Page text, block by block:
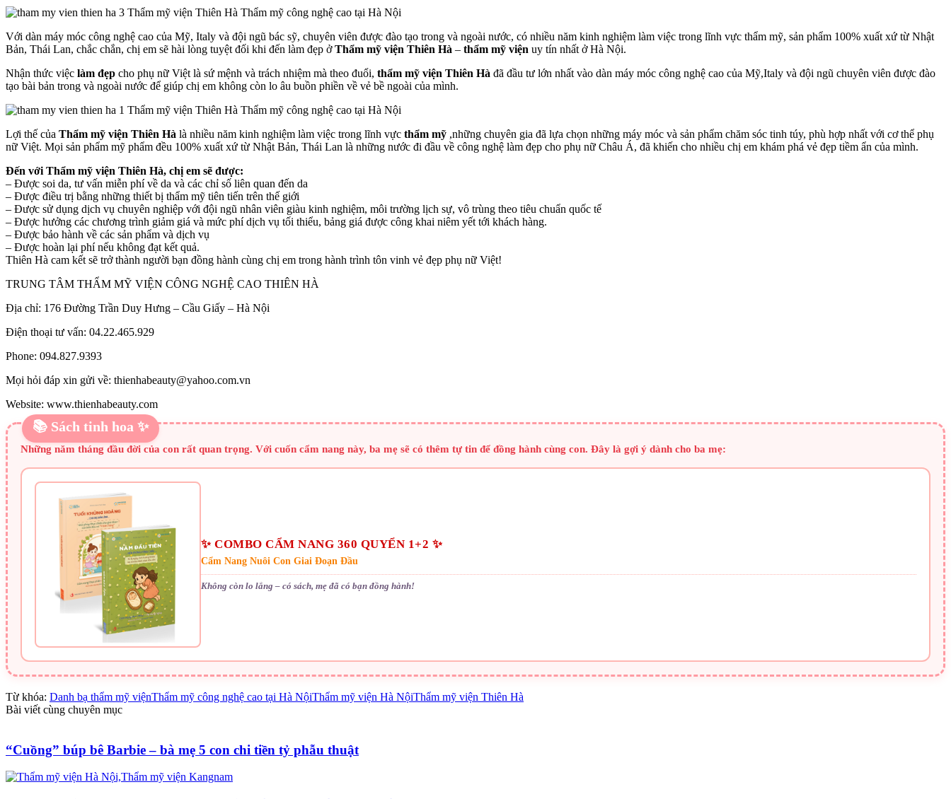
Với dàn máy móc công nghệ cao của Mỹ, Italy và đội ngũ bác sỹ, chuyên viên được đào tạo trong và ngoài nước, có nhiều năm kinh nghiệm làm việc trong lĩnh vực thẩm mỹ, sản phẩm 100% xuất xứ từ Nhật
Bản, Thái Lan, chắc chắn, chị em sẽ hài lòng tuyệt đối khi đến làm đẹp ởThẩm mỹ viện Thiên Hà – thẩm mỹ viện uy tín nhất ở Hà Nội.
Nhận thức việc làm đẹp cho phụ nữ Việt là sứ mệnh và trách nhiệm mà theo đuổi, thẩm mỹ viện Thiên Hà đã đầu tư lớn nhất vào dàn máy móc công nghệ cao của Mỹ,Italy và đội ngũ chuyên viên được đào
tạo bài bản trong và ngoài nước để giúp chị em không còn lo âu buồn phiền về vẻ bề ngoài của mình.
Lợi thế của Thẩm mỹ viện Thiên Hà là nhiều năm kinh nghiệm làm việc trong lĩnh vực thẩm mỹ ,những chuyên gia đã lựa chọn những máy móc và sản phẩm chăm sóc tinh túy, phù hợp nhất với cơ thể phụ
nữ Việt. Mọi sản phẩm mỹ phẩm đều 100% xuất xứ từ Nhật Bản, Thái Lan là những nước đi đầu về công nghệ làm đẹp cho phụ nữ Châu Á, đã khiến cho nhiều chị em khám phá vẻ đẹp tiềm ẩn của mình.
Đến với Thẩm mỹ viện Thiên Hà, chị em sẽ được:
– Được soi da, tư vấn miễn phí về da và các chỉ số liên quan đến da
– Được điều trị bằng những thiết bị thẩm mỹ tiên tiến trên thế giới
– Được sử dụng dịch vụ chuyên nghiệp với đội ngũ nhân viên giàu kinh nghiệm, môi trường lịch sự, vô trùng theo tiêu chuẩn quốc tế
– Được hưởng các chương trình giảm giá và mức phí dịch vụ tối thiểu, bảng giá được công khai niêm yết tới khách hàng.
– Được bảo hành về các sản phẩm và dịch vụ
– Được hoàn lại phí nếu không đạt kết quả.
Thiên Hà cam kết sẽ trở thành người bạn đồng hành cùng chị em trong hành trình tôn vinh vẻ đẹp phụ nữ Việt!
TRUNG TÂM THẨM MỸ VIỆN CÔNG NGHỆ CAO THIÊN HÀ
Địa chỉ: 176 Đường Trần Duy Hưng – Cầu Giấy – Hà Nội
Điện thoại tư vấn: 04.22.465.929
Phone: 094.827.9393
Mọi hỏi đáp xin gửi về: thienhabeauty@yahoo.com.vn
Website: www.thienhabeauty.com
📚 Sách tinh hoa ✨
Những năm tháng đầu đời của con rất quan trọng. Với cuốn cẩm nang này, ba mẹ sẽ có thêm tự tin để đồng hành cùng con. Đây là gợi ý dành cho ba mẹ:
✨ COMBO CẨM NANG 360 QUYỂN 1+2 ✨
Cẩm Nang Nuôi Con Giai Đoạn Đầu
Không còn lo lắng – có sách, mẹ đã có bạn đồng hành!
Từ khóa: Danh bạ thẩm mỹ việnThẩm mỹ công nghệ cao tại Hà NộiThẩm mỹ viện Hà NộiThẩm mỹ viện Thiên Hà
Bài viết cùng chuyên mục
“Cuồng” búp bê Barbie – bà mẹ 5 con chi tiền tỷ phẫu thuật